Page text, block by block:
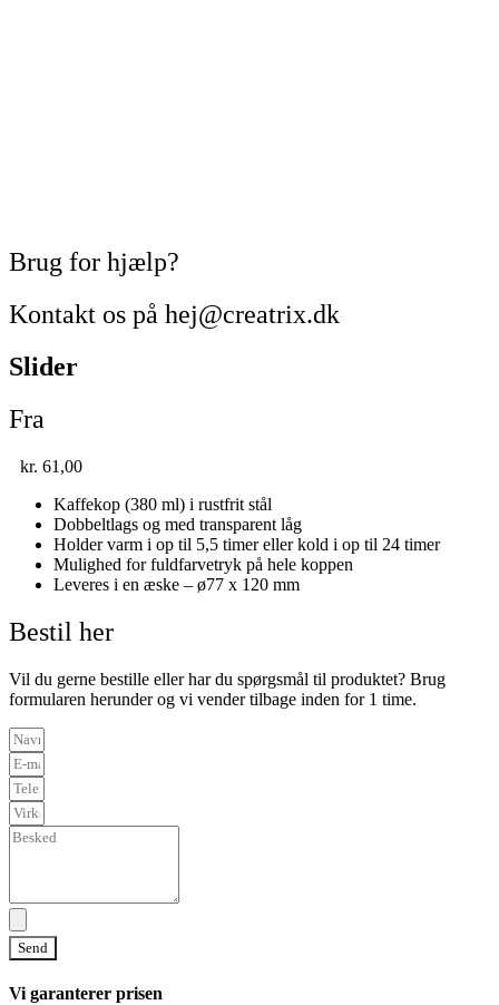
Brug for hjælp?
Kontakt os på hej@creatrix.dk
Slider
Fra
kr. 61,00
Kaffekop (380 ml) i rustfrit stål
Dobbeltlags og med transparent låg
Holder varm i op til 5,5 timer eller kold i op til 24 timer
Mulighed for fuldfarvetryk på hele koppen
Leveres i en æske – ø77 x 120 mm
Bestil her
Vil du gerne bestille eller har du spørgsmål til produktet? Brug
formularen herunder og vi vender tilbage inden for 1 time.
Send
Vi garanterer prisen